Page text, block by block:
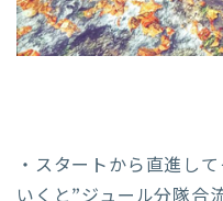
・スタートから直進し